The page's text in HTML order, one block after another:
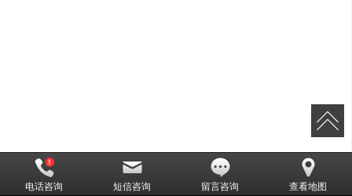
电话咨询 短信咨询 留言咨询 查看地图